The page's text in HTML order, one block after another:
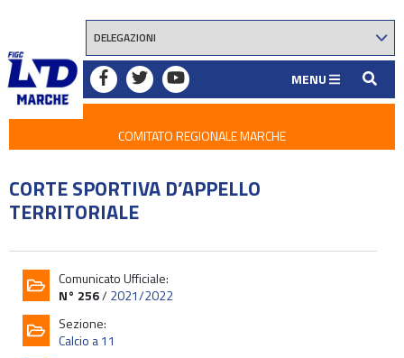
MENU
COMITATO REGIONALE MARCHE
CORTE SPORTIVA D’APPELLO
TERRITORIALE
Comunicato Ufficiale:
N° 256/2021/2022
Sezione:
Calcio a 11